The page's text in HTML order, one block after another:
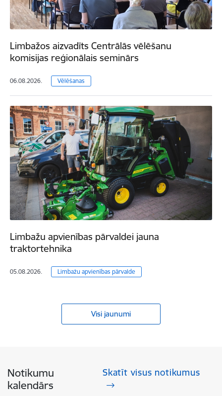
Limbažos aizvadīts Centrālās vēlēšanu
komisijas reģionālais seminārs
06.08.2026. Vēlēšanas
Limbažu apvienības pārvaldei jauna
traktortehnika
05.08.2026. Limbažu apvienības pārvalde
Visi jaunumi
Notikumu
kalendārs
Skatīt visus notikumus